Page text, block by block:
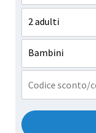
2 adulti
Bambini